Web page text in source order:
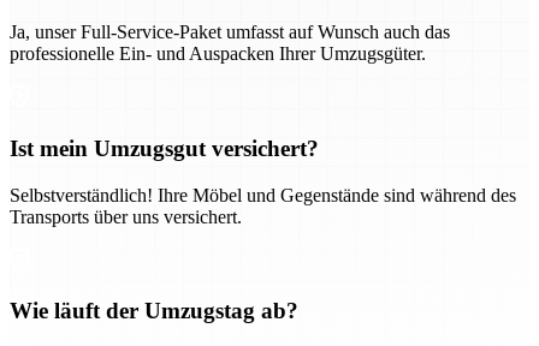
Ja, unser Full-Service-Paket umfasst auf Wunsch auch das
professionelle Ein- und Auspacken Ihrer Umzugsgüter.
Ist mein Umzugsgut versichert?
Selbstverständlich! Ihre Möbel und Gegenstände sind während des
Transports über uns versichert.
Wie läuft der Umzugstag ab?